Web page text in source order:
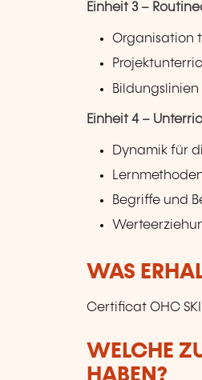
Einheit 3 –
Organisation
Bildungslinien
Einheit 4 –
Dynamik für
Begriffe und
WAS
Certificat OHC
WELCHE